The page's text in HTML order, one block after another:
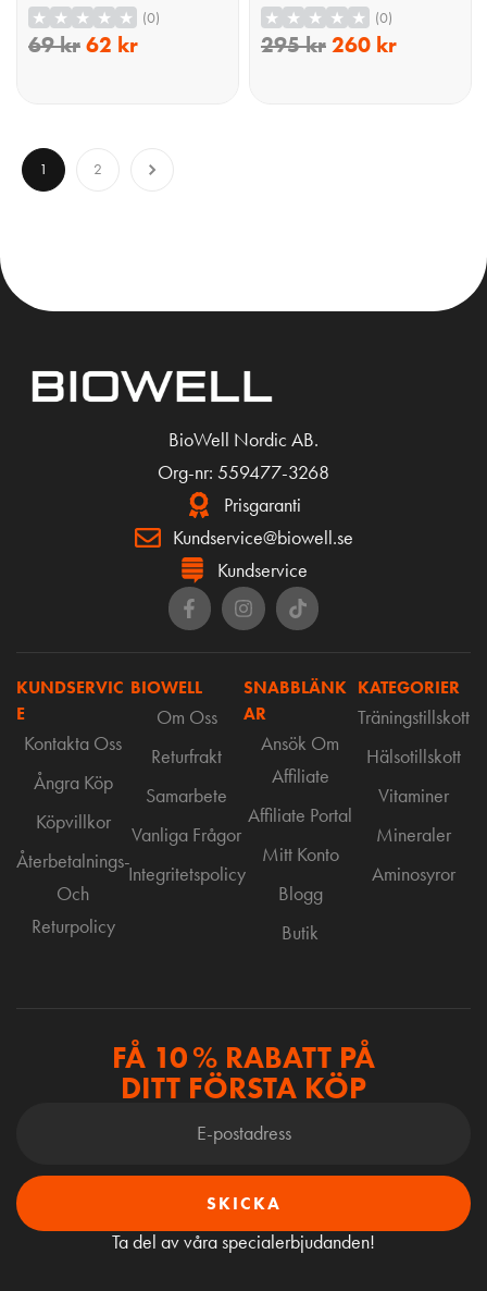
(0)
69kr 62 kr
Kapslar
(0)
295kr 260 kr
1 2
BioWell Nordic AB.
Org-nr: 559477-3268
Prisgaranti
Kundservice@biowell.se
Kundservice
KUNDSERVIC
E
Kontakta Oss
Ångra Köp
Köpvillkor
Återbetalnings-
Och
Returpolicy
BIOWELL
Om Oss
Returfrakt
Samarbete
Vanliga Frågor
Integritetspolicy
SNABBLÄNK
AR
Ansök Om
Affiliate
Affiliate Portal
Mitt Konto
Blogg
Butik
KATEGORIER
Träningstillskott
Hälsotillskott
Vitaminer
Mineraler
Aminosyror
FÅ 10 % RABATT PÅ
DITT FÖRSTA KÖP
SKICKA
Ta del av våra specialerbjudanden!